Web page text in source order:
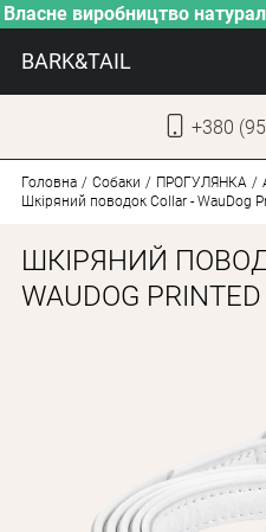
Власне виробництво
BARK&TAIL
+380
Головна Собаки ПРОГУЛЯНКА
Шкіряний поводок Collar - WauDog
ШКІРЯНИЙ
WAUDOG